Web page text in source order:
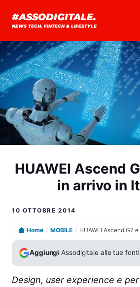
#ASSODIGITALE.
NEWS TECH, FINTECH & LIFESTYLE
HUAWEI Ascend
in arrivo in
10 OTTOBRE 2014
Home / MOBILE /
Aggiungi Assodigitale alle tue
Design, user experience e